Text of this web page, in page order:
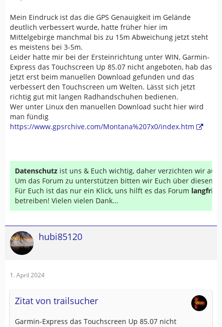
Mein Eindruck ist das die GPS Genauigkeit im Gelände
deutlich verbessert wurde, hatte früher hier im
Mittelgebirge manchmal bis zu 15m Abweichung jetzt steht
es meistens bei 3-5m.
Leider hatte mir bei der Ersteinrichtung unter WIN, Garmin-
Express das Touchscreen Up 85.07 nicht angeboten, hab das
jetzt erst beim manuellen Download gefunden und das
verbessert den Touchscreen um Welten. Lässt sich jetzt
richtig gut mit langen Radhandschuhen bedienen.
Wer unter Linux den manuellen Download sucht hier wird
man fündig
https://www.gpsrchive.com/Montana%207x0/index.htm
Datenschutz ist uns & Euch wichtig, daher verzichten wir auf
Um das Forum zu unterstützen bitten wir Euch über diesen
Für Euch ist das nur ein Klick, uns hilft es das Forum
betreiben! Vielen vielen Dank...
hubi85120
1. April 2024
Zitat von trailsucher
Garmin-Express das Touchscreen Up 85.07 nicht